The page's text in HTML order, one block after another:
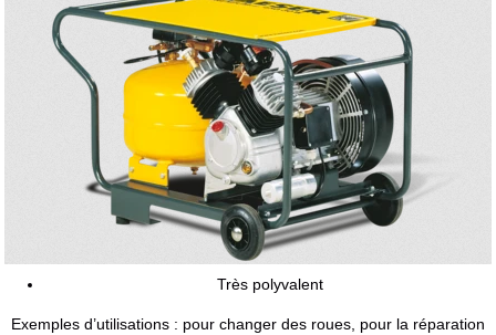
Très polyvalent
Exemples d’utilisations : pour changer des roues, pour la réparation